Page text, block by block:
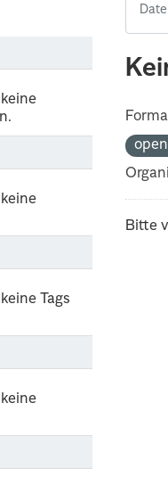
Tags
Bitte